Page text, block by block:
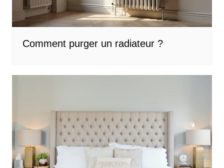
Comment purger un radiateur ?